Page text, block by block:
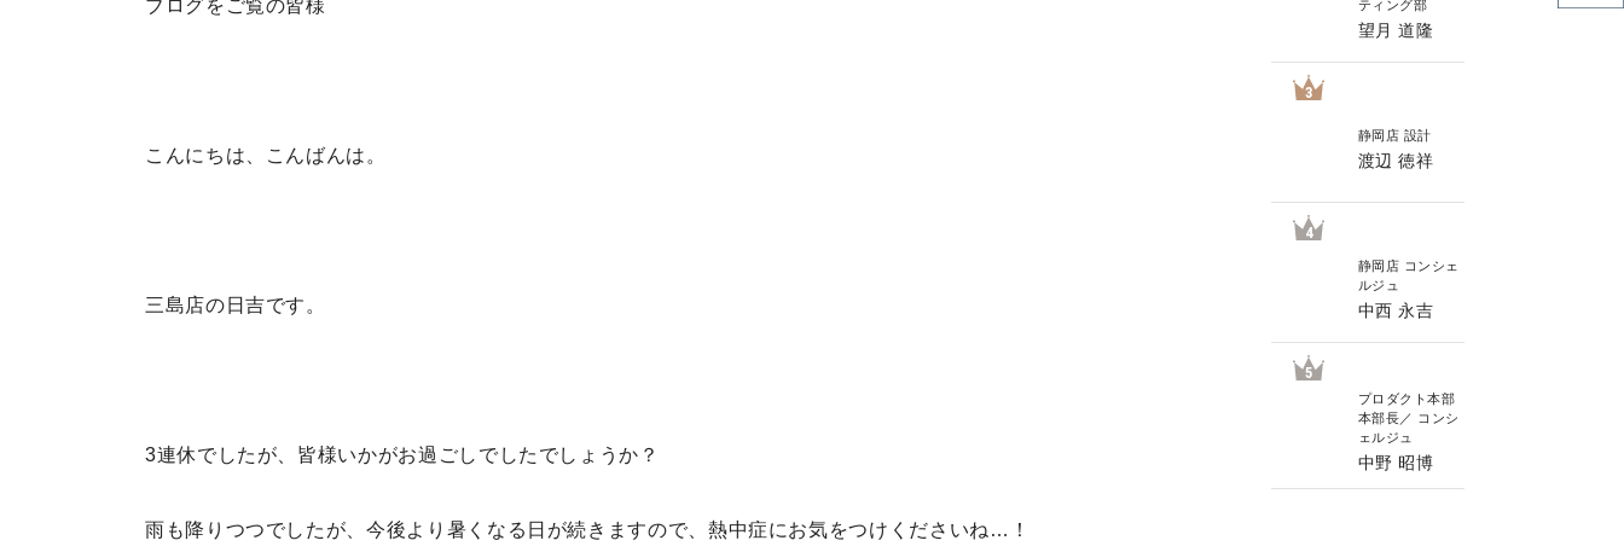
ブログをご覧の皆様
こんにちは、こんばんは。
三島店の日吉です。
3連休でしたが、皆様いかがお過ごしでしたでしょうか？
雨も降りつつでしたが、今後より暑くなる日が続きますので、熱中症にお気をつけくださいね…！
ティング部
望月 道隆
3
静岡店 設計
渡辺 徳祥
4
静岡店 コンシェ
ルジュ
中西 永吉
5
プロダクト本部
本部長／ コンシ
ェルジュ
中野 昭博